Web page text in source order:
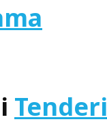
i Tenderi